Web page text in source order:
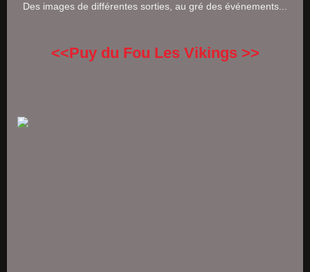
Des images de différentes sorties, au gré des événements...
<<Puy du Fou Les Vikings >>